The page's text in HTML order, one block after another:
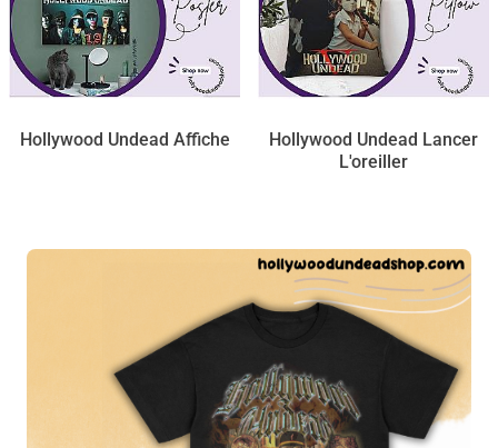
Hollywood Undead Affiche
Hollywood Undead Lancer
L'oreiller